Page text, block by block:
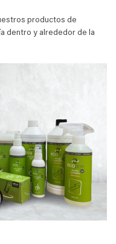
productos de
dentro y alrededor de la